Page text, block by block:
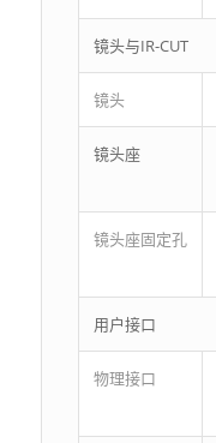
镜头与IR-CUT
镜头
镜头座
镜头座固定孔
用户接口
物理接口